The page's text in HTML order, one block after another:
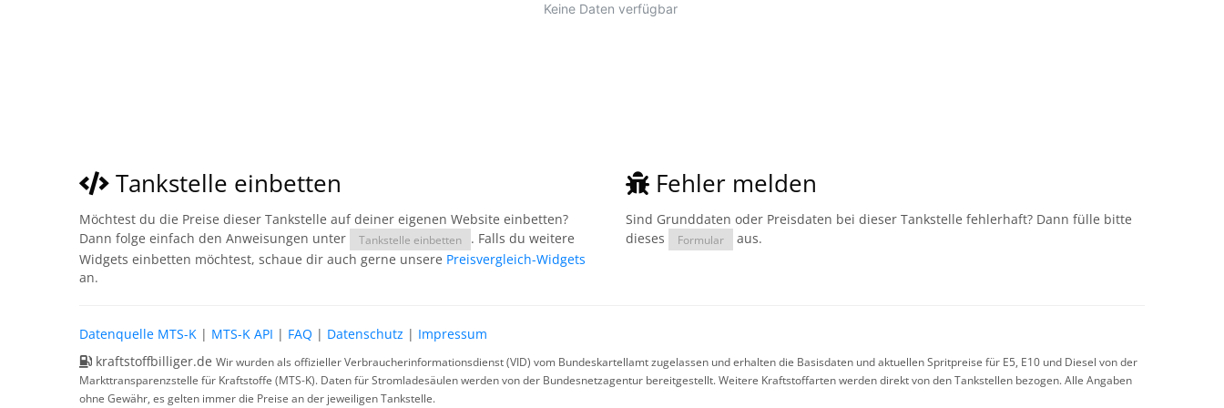
Tankstelle einbetten
Möchtest du die Preise dieser Tankstelle auf deiner eigenen Website einbetten?
Dann folge einfach den Anweisungen unter
Tankstelle einbetten
. Falls du weitere
Widgets einbetten möchtest, schaue dir auch gerne unsere Preisvergleich-Widgets
an.
Fehler melden
Sind Grunddaten oder Preisdaten bei dieser Tankstelle fehlerhaft? Dann fülle bitte
dieses
Formular aus.
Datenquelle MTS-K | MTS-K API | FAQ | Datenschutz | Impressum
kraftstoffbilliger.de Wir wurden als offizieller Verbraucherinformationsdienst (VID) vom Bundeskartellamt zugelassen und erhalten die Basisdaten und aktuellen Spritpreise für E5, E10 und Diesel von der
Markttransparenzstelle für Kraftstoffe (MTS-K). Daten für Stromladesäulen werden von der Bundesnetzagentur bereitgestellt. Weitere Kraftstoffarten werden direkt von den Tankstellen bezogen. Alle Angaben
ohne Gewähr, es gelten immer die Preise an der jeweiligen Tankstelle.